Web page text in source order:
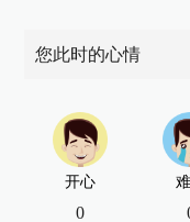
您此时的心情
开心
0